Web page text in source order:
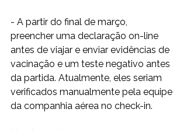
- A partir do final de março,
preencher uma declaração on-line
antes de viajar e enviar evidências de
vacinação e um teste negativo antes
da partida. Atualmente, eles seriam
verificados manualmente pela equipe
da companhia aérea no check-in.